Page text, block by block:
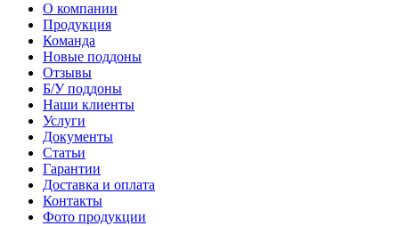
О компании
Продукция
Команда
Новые поддоны
Отзывы
Б/У поддоны
Наши клиенты
Услуги
Документы
Статьи
Гарантии
Доставка и оплата
Контакты
Фото продукции